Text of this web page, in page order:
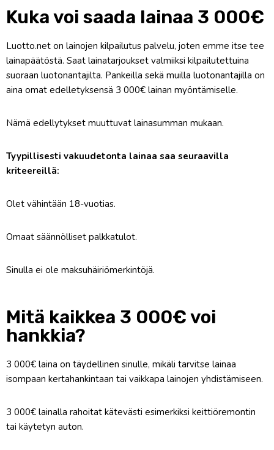
Kuka voi saada lainaa 3 000€
Luotto.net on lainojen kilpailutus palvelu, joten emme itse tee
lainapäätöstä. Saat lainatarjoukset valmiiksi kilpailutettuina
suoraan luotonantajilta. Pankeilla sekä muilla luotonantajilla on
aina omat edelletyksensä 3 000€ lainan myöntämiselle.
Nämä edellytykset muuttuvat lainasumman mukaan.
Tyypillisesti vakuudetonta lainaa saa seuraavilla
kriteereillä:
Olet vähintään 18-vuotias.
Omaat säännölliset palkkatulot.
Sinulla ei ole maksuhäiriömerkintöjä.
Mitä kaikkea 3 000€ voi
hankkia?
3 000€ laina on täydellinen sinulle, mikäli tarvitse lainaa
isompaan kertahankintaan tai vaikkapa lainojen yhdistämiseen.
3 000€ lainalla rahoitat kätevästi esimerkiksi keittiöremontin
tai käytetyn auton.